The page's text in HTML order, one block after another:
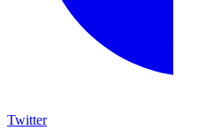
Twitter